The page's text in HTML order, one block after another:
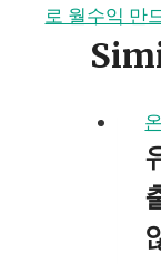
로 월수익 만